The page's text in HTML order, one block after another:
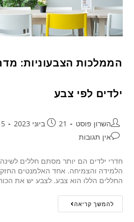
הממלכות הצבעוניות:
ילדים לפי צבע
השרון פוסט 21 ביוני 2023 5חדשות
אין תגובות
חדרי ילדים הם יותר מסתם חללים
הלמידה והצמיחה. אחד האלמנטים
החללים הללו הוא צבע. לצבע יש את
להמשך קריאה